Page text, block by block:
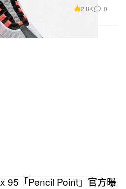
2.8K 0
95「Pencil Point」官方曝